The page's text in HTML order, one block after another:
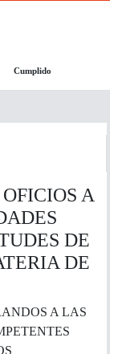
Cumplido
A
DE
DE
A LAS